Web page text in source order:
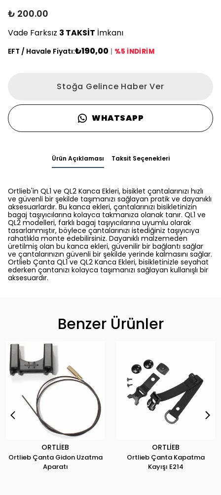
₺ 200.00
Vade Farksız 3 TAKSİT İmkanı
EFT / Havale Fiyatı:₺190,00 | %5 İNDİRİM
Stoğa Gelince Haber Ver
WHATSAPP
Ürün Açıklaması Taksit Seçenekleri
Ortlieb'in QL1 ve QL2 Kanca Ekleri, bisiklet çantalarınızı hızlı
ve güvenli bir şekilde taşımanızı sağlayan pratik ve dayanıklı
aksesuarlardır. Bu kanca ekleri, çantalarınızı bisikletinizin
bagaj taşıyıcılarına kolayca takmanıza olanak tanır. QL1 ve
QL2 modelleri, farklı bagaj taşıyıcılarına uyumlu olarak
tasarlanmıştır, böylece çantalarınızı istediğiniz taşıyıcıya
rahatlıkla monte edebilirsiniz. Dayanıklı malzemeden
üretilmiş olan bu kanca ekleri, güvenilir bir bağlantı sağlar
ve çantalarınızın güvenli bir şekilde yerinde kalmasını sağlar.
Ortlieb Çanta QL1 ve QL2 Kanca Ekleri, bisikletinizle seyahat
ederken çantanızı kolayca taşımanızı sağlayan kullanışlı bir
aksesuardır.
Benzer Ürünler
ORTLİEB
Ortlieb Çanta Gidon Uzatma
Aparatı
ORTLİEB
Ortlieb Çanta Kapatma
Kayışı E214